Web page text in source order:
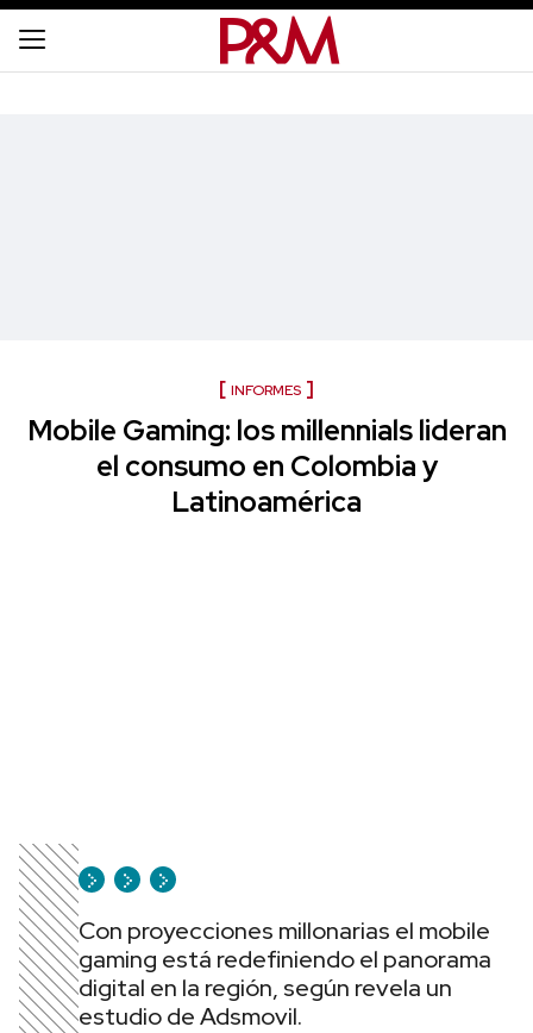
INFORMES
Mobile Gaming: los millennials lideran
el consumo en Colombia y
Latinoamérica
Con proyecciones millonarias el mobile
gaming está redefiniendo el panorama
digital en la región, según revela un
estudio de Adsmovil.